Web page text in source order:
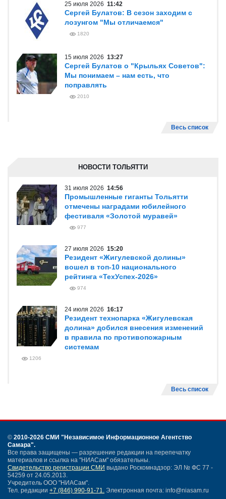
25 июля 2026 11:42
Сергей Булатов: В сезон заходим с
лозунгом "Мы отличаемся"
1820
15 июля 2026 13:27
Сергей Булатов о "Крыльях Советов":
Мы понимаем – нам есть, что
поправлять
2010
Весь список
НОВОСТИ ТОЛЬЯТТИ
31 июля 2026 14:56
Промышленные гиганты Тольятти
отмечены наградами юбилейного
фестиваля «Золотой муравей»
977
27 июля 2026 15:20
Резидент «Жигулевской долины»
вошел в топ-10 национального
рейтинга «ТехУспех-2026»
974
24 июля 2026 16:17
Резидент технопарка «Жигулевская
долина» добился внесения изменений
в правила по противопожарным
системам
1206
Весь список
© 2010-2026 СМИ "Независимое Информационное Агентство
Самара".
Все права защищены — разрешение редакции на перепечатку
материалов и ссылка на "НИАСам" обязательны.
Свидетельство регистрации СМИ выдано Роскомнадзор: ЭЛ № ФС 77 -
54259 от 24.05.2013.
Учредитель ООО "НИАСам".
Тел. редакции +7 (846) 990-91-71. Электронная почта: info@niasam.ru